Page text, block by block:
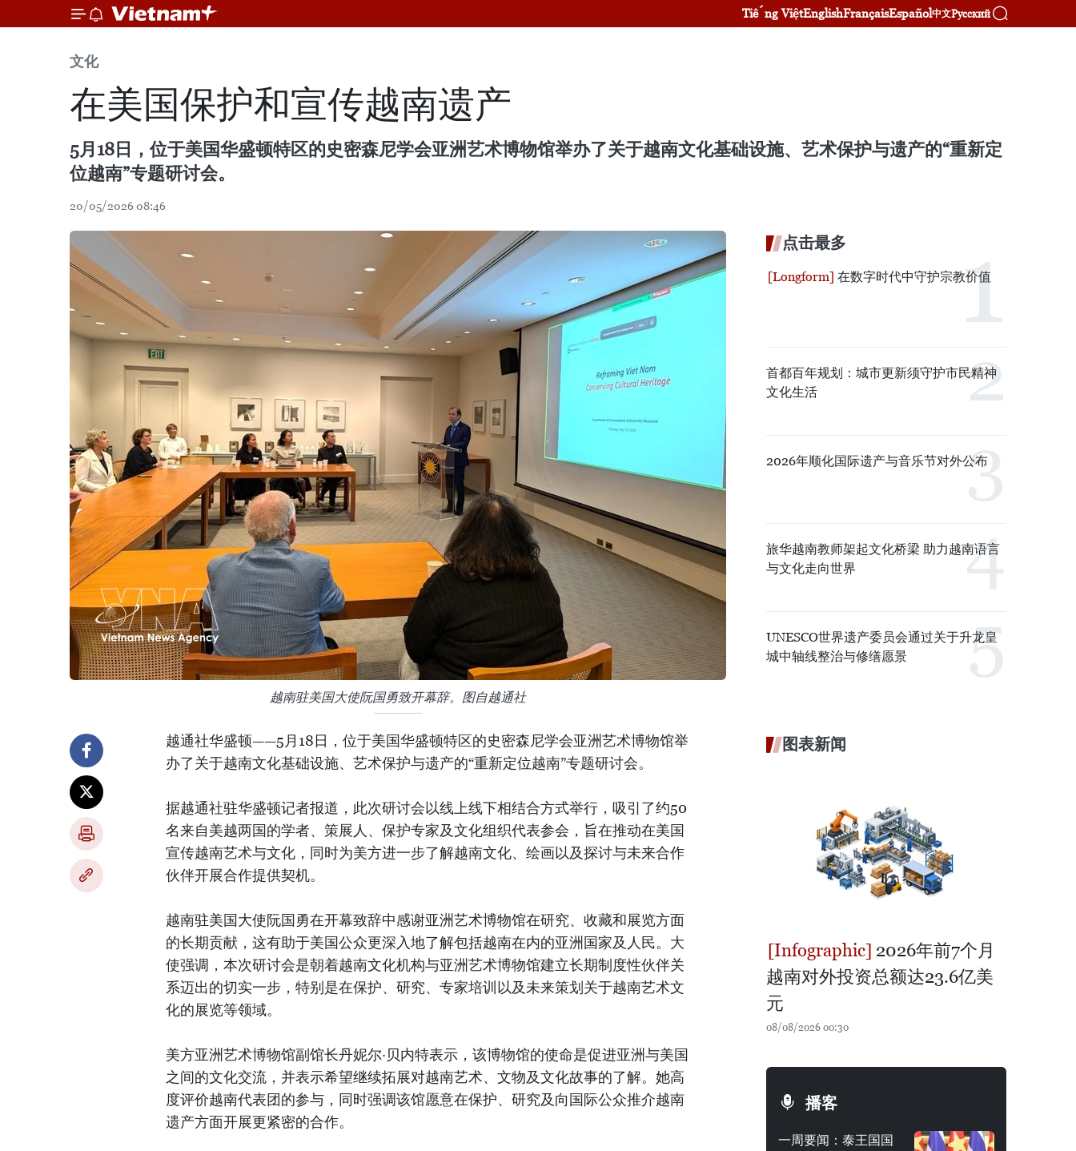
Tiếng ViệtEnglishFrançaisEspañol中文Русский
文化
在美国保护和宣传越南遗产
5月18日，位于美国华盛顿特区的史密森尼学会亚洲艺术博物馆举办了关于越南文化基础设施、艺术保护与遗产的“重新定
位越南”专题研讨会。
20/05/2026 08:46
越南驻美国大使阮国勇致开幕辞。图自越通社
越通社华盛顿——5月18日，位于美国华盛顿特区的史密森尼学会亚洲艺术博物馆举
办了关于越南文化基础设施、艺术保护与遗产的“重新定位越南”专题研讨会。
据越通社驻华盛顿记者报道，此次研讨会以线上线下相结合方式举行，吸引了约50
名来自美越两国的学者、策展人、保护专家及文化组织代表参会，旨在推动在美国
宣传越南艺术与文化，同时为美方进一步了解越南文化、绘画以及探讨与未来合作
伙伴开展合作提供契机。
越南驻美国大使阮国勇在开幕致辞中感谢亚洲艺术博物馆在研究、收藏和展览方面
的长期贡献，这有助于美国公众更深入地了解包括越南在内的亚洲国家及人民。大
使强调，本次研讨会是朝着越南文化机构与亚洲艺术博物馆建立长期制度性伙伴关
系迈出的切实一步，特别是在保护、研究、专家培训以及未来策划关于越南艺术文
化的展览等领域。
美方亚洲艺术博物馆副馆长丹妮尔·贝内特表示，该博物馆的使命是促进亚洲与美国
之间的文化交流，并表示希望继续拓展对越南艺术、文物及文化故事的了解。她高
度评价越南代表团的参与，同时强调该馆愿意在保护、研究及向国际公众推介越南
遗产方面开展更紧密的合作。
点击最多
在数字时代中守护宗教价值
首都百年规划：城市更新须守护市民精神
文化生活
2026年顺化国际遗产与音乐节对外公布
旅华越南教师架起文化桥梁 助力越南语言
与文化走向世界
UNESCO世界遗产委员会通过关于升龙皇
城中轴线整治与修缮愿景
图表新闻
2026年前7个月
越南对外投资总额达23.6亿美
元
08/08/2026 00:30
播客
一周要闻：泰王国国